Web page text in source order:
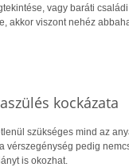
vagy baráti
akkor viszont nehéz
kockázata
szükséges mind az
vérszegénység pedig
is okozhat.